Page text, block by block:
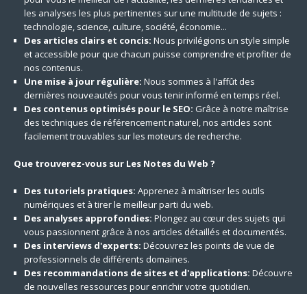
les analyses les plus pertinentes sur une multitude de sujets :
technologie, science, culture, société, économie...
Des articles clairs et concis: Nous privilégions un style simple
et accessible pour que chacun puisse comprendre et profiter de
nos contenus.
Une mise à jour régulière: Nous sommes à l'affût des
dernières nouveautés pour vous tenir informé en temps réel.
Des contenus optimisés pour le SEO: Grâce à notre maîtrise
des techniques de référencement naturel, nos articles sont
facilement trouvables sur les moteurs de recherche.
Que trouverez-vous sur Les Notes du Web ?
Des tutoriels pratiques: Apprenez à maîtriser les outils
numériques et à tirer le meilleur parti du web.
Des analyses approfondies: Plongez au cœur des sujets qui
vous passionnent grâce à nos articles détaillés et documentés.
Des interviews d'experts: Découvrez les points de vue de
professionnels de différents domaines.
Des recommandations de sites et d'applications: Découvre
de nouvelles ressources pour enrichir votre quotidien.